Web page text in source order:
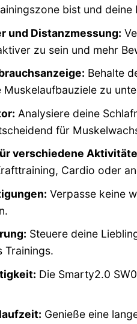
bist und deine
und Distanzmessung:
zu sein und mehr
Behalte
Muskelaufbauziele zu
Analysiere deine
für
verschiedene
Cardio oder
Verpasse keine
Steuere deine
Trainings.
Die Smarty2.0
Genieße eine